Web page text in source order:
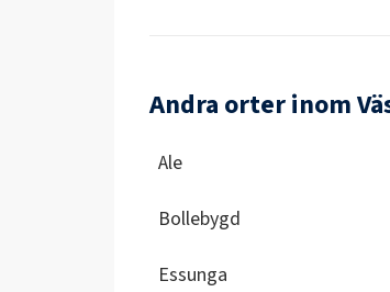
Andra orter inom
Ale
Bollebygd
Essunga